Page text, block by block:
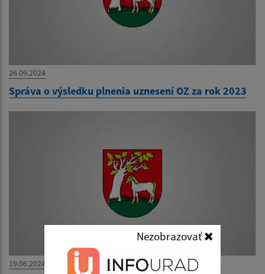
Nezobrazovať
26.09.2024
Správa o výsledku plnenia uznesení OZ za rok 2023
19.06.2024